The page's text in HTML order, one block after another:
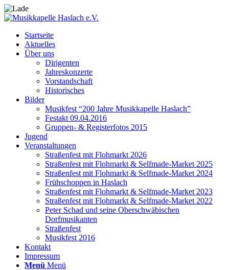
Startseite
Aktuelles
Über uns
Dirigenten
Jahreskonzerte
Vorstandschaft
Historisches
Bilder
Musikfest “200 Jahre Musikkapelle Haslach”
Festakt 09.04.2016
Gruppen- & Registerfotos 2015
Jugend
Veranstaltungen
Straßenfest mit Flohmarkt 2026
Straßenfest mit Flohmarkt & Selfmade-Market 2025
Straßenfest mit Flohmarkt & Selfmade-Market 2024
Frühschoppen in Haslach
Straßenfest mit Flohmarkt & Selfmade-Market 2023
Straßenfest mit Flohmarkt & Selfmade-Market 2022
Peter Schad und seine Oberschwäbischen
Dorfmusikanten
Straßenfest
Musikfest 2016
Kontakt
Impressum
Menü Menü